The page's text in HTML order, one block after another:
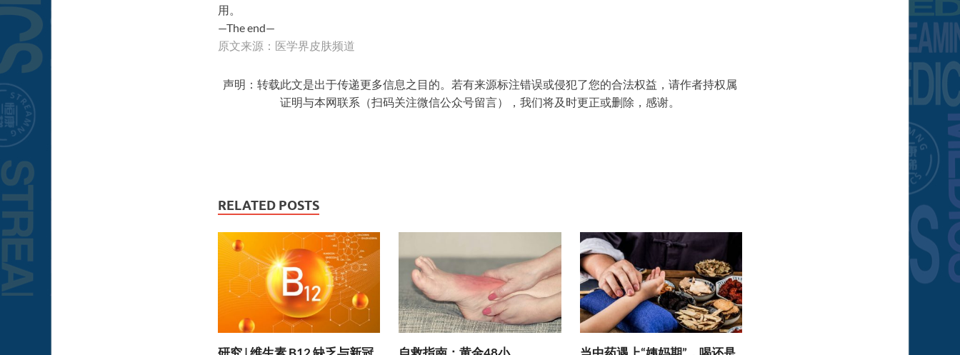
用。
—The end—
原文来源：医学界皮肤频道
声明：转载此文是出于传递更多信息之目的。若有来源标注错误或侵犯了您的合法权益，请作者持权属
证明与本网联系（扫码关注微信公众号留言），我们将及时更正或删除，感谢。
RELATED POSTS